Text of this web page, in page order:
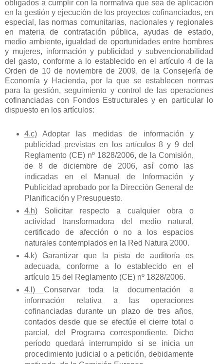
obligados a cumplir con la normativa que sea de aplicación
en la gestión y ejecución de los proyectos cofinanciados, en
especial, las normas comunitarias, nacionales y regionales
en materia de contratación pública, ayudas de estado,
medio ambiente, igualdad de oportunidades entre hombres
y mujeres, información y publicidad y subvencionabilidad
del gasto, conforme a lo establecido en el artículo 4 de la
Orden de 10 de noviembre de 2009, de la Consejería de
Economía y Hacienda, por la que se establecen normas
para la gestión, seguimiento y control de las operaciones
cofinanciadas con Fondos Estructurales y en particular lo
dispuesto en los artículos:
4.c)Adoptar las medidas de información y
publicidad previstas en los artículos 8 y 9 del
Reglamento (CE) nº 1828/2006, de la Comisión,
de 8 de diciembre de 2006, así como las
indicadas en el Manual de Información y
Publicidad aprobado por la Dirección General de
Planificación y Presupuesto.
4.h)Solicitar respecto a cualquier obra o
actividad transformadora del medio natural,
certificado de afección o no a los espacios
naturales contemplados en la Red Natura 2000.
4.k)Garantizar que la pista de auditoría es
adecuada, conforme a lo establecido en el
artículo 15 del Reglamento (CE) nº 1828/2006.
4.l) Conservar toda la documentación e
información relativa a las operaciones
cofinanciadas durante un plazo de tres años,
contados desde que se efectúe el cierre total o
parcial, del Programa correspondiente. Dicho
período quedará interrumpido si se inicia un
procedimiento judicial o a petición, debidamente